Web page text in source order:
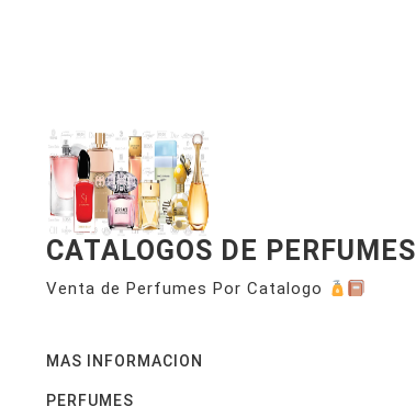
CATALOGOS DE PERFUMES
Venta de Perfumes Por Catalogo
MAS INFORMACION
PERFUMES